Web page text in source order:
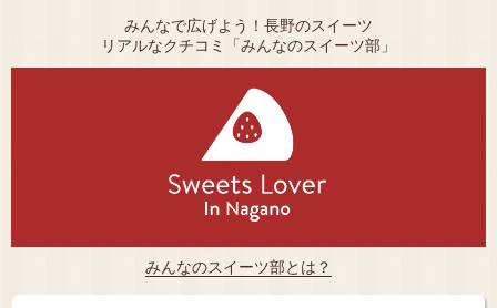
みんなで広げよう！長野のスイーツ
リアルなクチコミ「みんなのスイーツ部」
みんなのスイーツ部とは？